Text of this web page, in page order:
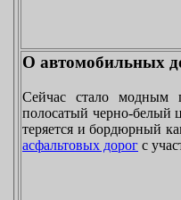
О автомобильных
Сейчас стало модным
полосатый черно-белый
теряется и бордюрный
асфальтовых дорог с